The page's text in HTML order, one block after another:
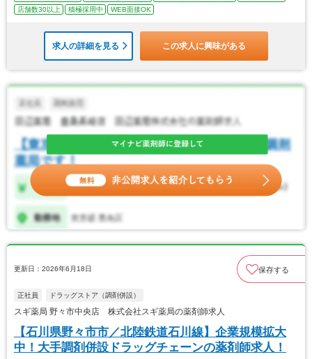
店舗数30以上
積極採用中 WEB面接OK
求人の詳細を見る この求人に興味がある
更新日：2026年6月18日 保存する
正社員 ドラッグストア（調剤併設）
スギ薬局 野々市中央店 株式会社スギ薬局の薬剤師求人
【石川県野々市市／北陸鉄道石川線】企業規模拡大
中！大手調剤併設ドラッグチェーンの薬剤師求人！